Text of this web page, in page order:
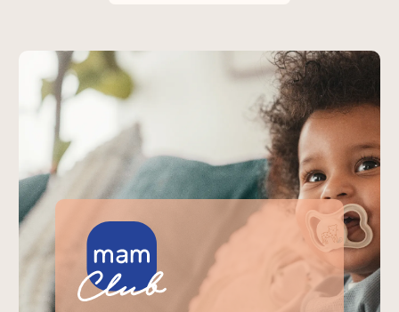
MAM-Teaser überspringen